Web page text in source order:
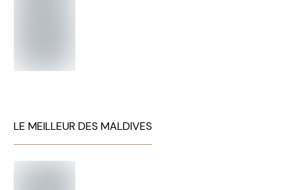
LE MEILLEUR DES MALDIVES